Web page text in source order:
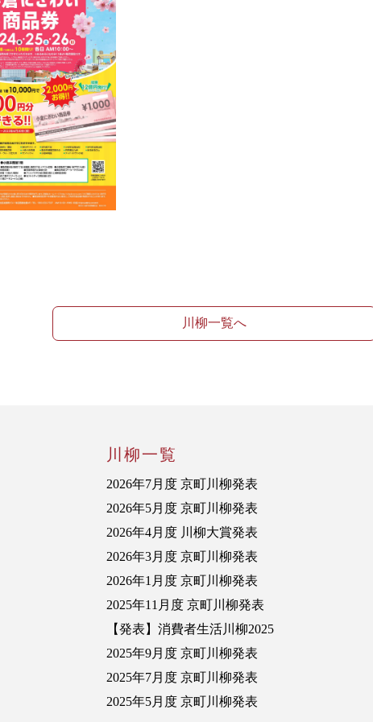
川柳一覧へ
川柳一覧
2026年7月度 京町川柳発表
2026年5月度 京町川柳発表
2026年4月度 川柳大賞発表
2026年3月度 京町川柳発表
2026年1月度 京町川柳発表
2025年11月度 京町川柳発表
【発表】消費者生活川柳2025
2025年9月度 京町川柳発表
2025年7月度 京町川柳発表
2025年5月度 京町川柳発表